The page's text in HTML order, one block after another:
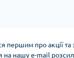
першим про акції
на нашу e-mail